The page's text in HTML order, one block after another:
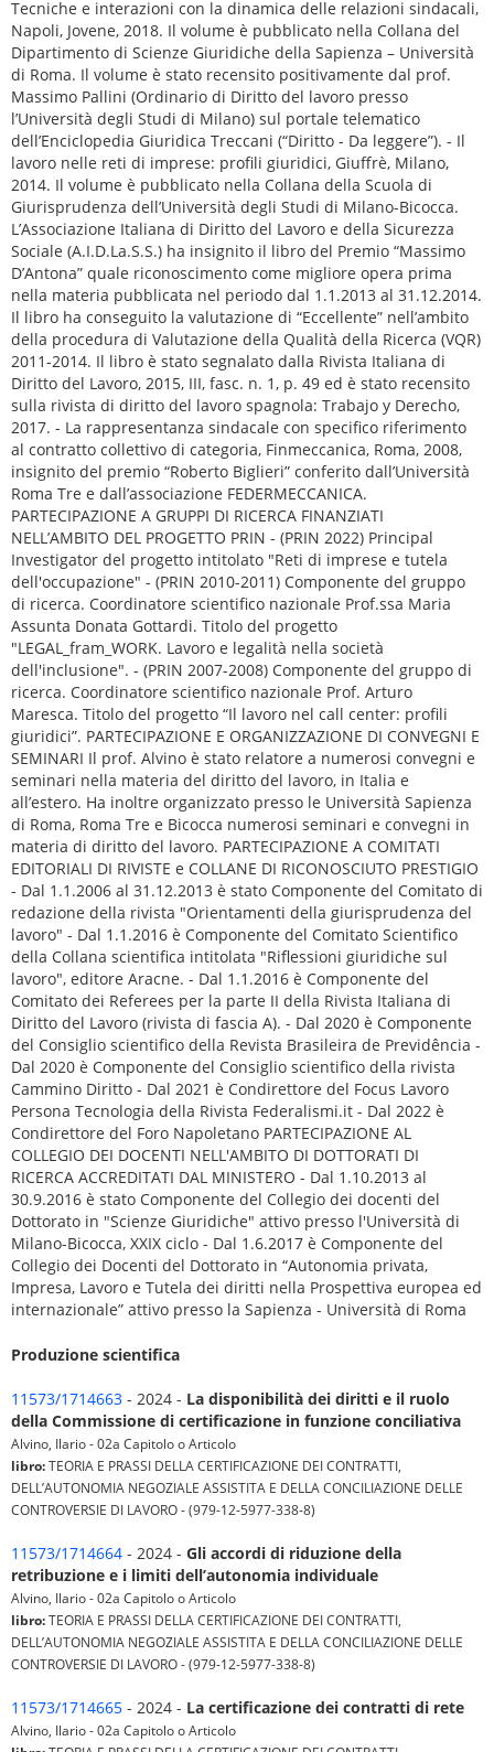
Tecniche e interazioni con la dinamica delle relazioni sindacali,
Napoli, Jovene, 2018. Il volume è pubblicato nella Collana del
Dipartimento di Scienze Giuridiche della Sapienza – Università
di Roma. Il volume è stato recensito positivamente dal prof.
Massimo Pallini (Ordinario di Diritto del lavoro presso
l’Università degli Studi di Milano) sul portale telematico
dell’Enciclopedia Giuridica Treccani (“Diritto - Da leggere”). - Il
lavoro nelle reti di imprese: profili giuridici, Giuffrè, Milano,
2014. Il volume è pubblicato nella Collana della Scuola di
Giurisprudenza dell’Università degli Studi di Milano-Bicocca.
L’Associazione Italiana di Diritto del Lavoro e della Sicurezza
Sociale (A.I.D.La.S.S.) ha insignito il libro del Premio “Massimo
D’Antona” quale riconoscimento come migliore opera prima
nella materia pubblicata nel periodo dal 1.1.2013 al 31.12.2014.
Il libro ha conseguito la valutazione di “Eccellente” nell’ambito
della procedura di Valutazione della Qualità della Ricerca (VQR)
2011-2014. Il libro è stato segnalato dalla Rivista Italiana di
Diritto del Lavoro, 2015, III, fasc. n. 1, p. 49 ed è stato recensito
sulla rivista di diritto del lavoro spagnola: Trabajo y Derecho,
2017. - La rappresentanza sindacale con specifico riferimento
al contratto collettivo di categoria, Finmeccanica, Roma, 2008,
insignito del premio “Roberto Biglieri” conferito dall’Università
Roma Tre e dall’associazione FEDERMECCANICA.
PARTECIPAZIONE A GRUPPI DI RICERCA FINANZIATI
NELL’AMBITO DEL PROGETTO PRIN - (PRIN 2022) Principal
Investigator del progetto intitolato "Reti di imprese e tutela
dell'occupazione" - (PRIN 2010-2011) Componente del gruppo
di ricerca. Coordinatore scientifico nazionale Prof.ssa Maria
Assunta Donata Gottardi. Titolo del progetto
"LEGAL_fram_WORK. Lavoro e legalità nella società
dell'inclusione". - (PRIN 2007-2008) Componente del gruppo di
ricerca. Coordinatore scientifico nazionale Prof. Arturo
Maresca. Titolo del progetto “Il lavoro nel call center: profili
giuridici”. PARTECIPAZIONE E ORGANIZZAZIONE DI CONVEGNI E
SEMINARI Il prof. Alvino è stato relatore a numerosi convegni e
seminari nella materia del diritto del lavoro, in Italia e
all’estero. Ha inoltre organizzato presso le Università Sapienza
di Roma, Roma Tre e Bicocca numerosi seminari e convegni in
materia di diritto del lavoro. PARTECIPAZIONE A COMITATI
EDITORIALI DI RIVISTE e COLLANE DI RICONOSCIUTO PRESTIGIO
- Dal 1.1.2006 al 31.12.2013 è stato Componente del Comitato di
redazione della rivista "Orientamenti della giurisprudenza del
lavoro" - Dal 1.1.2016 è Componente del Comitato Scientifico
della Collana scientifica intitolata "Riflessioni giuridiche sul
lavoro", editore Aracne. - Dal 1.1.2016 è Componente del
Comitato dei Referees per la parte II della Rivista Italiana di
Diritto del Lavoro (rivista di fascia A). - Dal 2020 è Componente
del Consiglio scientifico della Revista Brasileira de Previdência -
Dal 2020 è Componente del Consiglio scientifico della rivista
Cammino Diritto - Dal 2021 è Condirettore del Focus Lavoro
Persona Tecnologia della Rivista Federalismi.it - Dal 2022 è
Condirettore del Foro Napoletano PARTECIPAZIONE AL
COLLEGIO DEI DOCENTI NELL'AMBITO DI DOTTORATI DI
RICERCA ACCREDITATI DAL MINISTERO - Dal 1.10.2013 al
30.9.2016 è stato Componente del Collegio dei docenti del
Dottorato in "Scienze Giuridiche" attivo presso l'Università di
Milano-Bicocca, XXIX ciclo - Dal 1.6.2017 è Componente del
Collegio dei Docenti del Dottorato in “Autonomia privata,
Impresa, Lavoro e Tutela dei diritti nella Prospettiva europea ed
internazionale” attivo presso la Sapienza - Università di Roma
Produzione scientifica
11573/1714663 - 2024 - La disponibilità dei diritti e il ruolo
della Commissione di certificazione in funzione conciliativa
Alvino, Ilario - 02a Capitolo o Articolo
libro:TEORIA E PRASSI DELLA CERTIFICAZIONE DEI CONTRATTI,
DELL’AUTONOMIA NEGOZIALE ASSISTITA E DELLA CONCILIAZIONE DELLE
CONTROVERSIE DI LAVORO - (979-12-5977-338-8)
11573/1714664 - 2024 - Gli accordi di riduzione della
retribuzione e i limiti dell’autonomia individuale
Alvino, Ilario - 02a Capitolo o Articolo
libro:TEORIA E PRASSI DELLA CERTIFICAZIONE DEI CONTRATTI,
DELL’AUTONOMIA NEGOZIALE ASSISTITA E DELLA CONCILIAZIONE DELLE
CONTROVERSIE DI LAVORO - (979-12-5977-338-8)
11573/1714665 - 2024 - La certificazione dei contratti di rete
Alvino, Ilario - 02a Capitolo o Articolo